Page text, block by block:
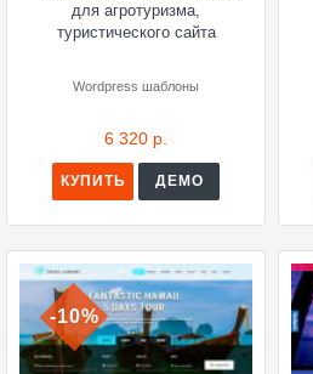
для агротуризма,
туристического сайта
Wordpress шаблоны
6 320 р.
КУПИТЬ ДЕМО
-10%